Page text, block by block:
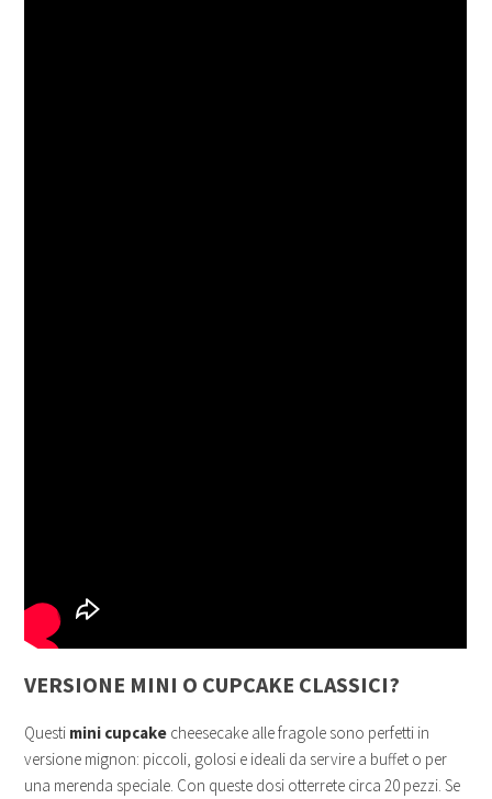
VERSIONE MINI O CUPCAKE CLASSICI?
Questi mini cupcake cheesecake alle fragole sono perfetti in
versione mignon: piccoli, golosi e ideali da servire a buffet o per
una merenda speciale. Con queste dosi otterrete circa 20 pezzi. Se